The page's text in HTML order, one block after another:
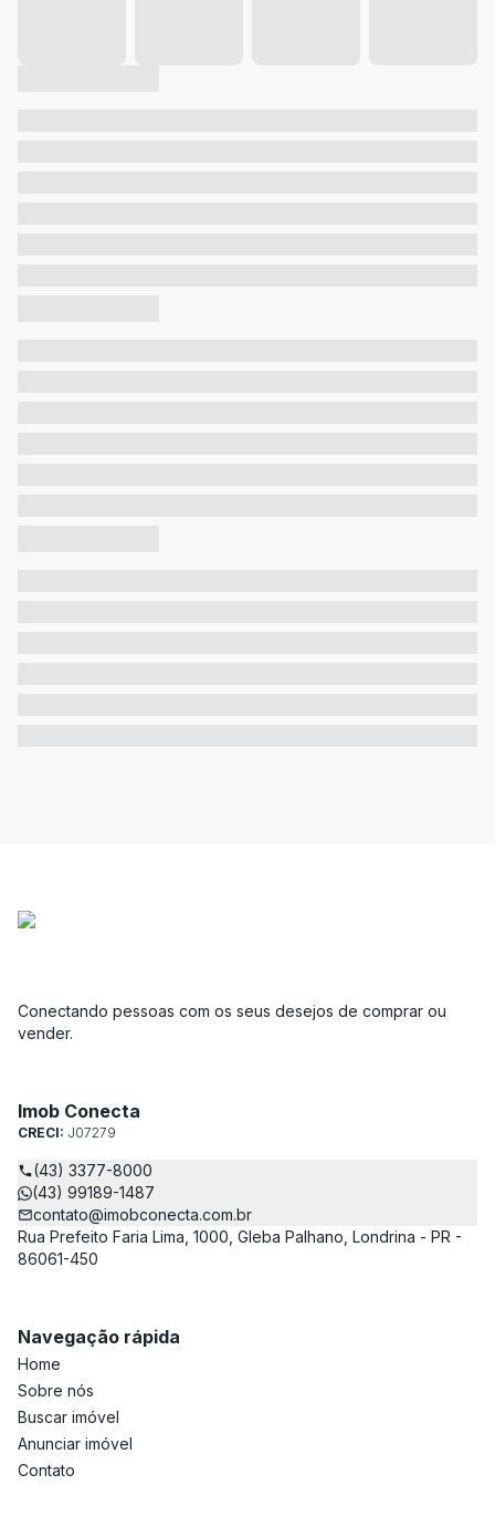
Conectando pessoas com os seus desejos de comprar ou
vender.
Imob Conecta
CRECI: J07279
(43) 3377-8000
(43) 99189-1487
contato@imobconecta.com.br
Rua Prefeito Faria Lima, 1000, Gleba Palhano, Londrina - PR -
86061-450
Navegação rápida
Home
Sobre nós
Buscar imóvel
Anunciar imóvel
Contato